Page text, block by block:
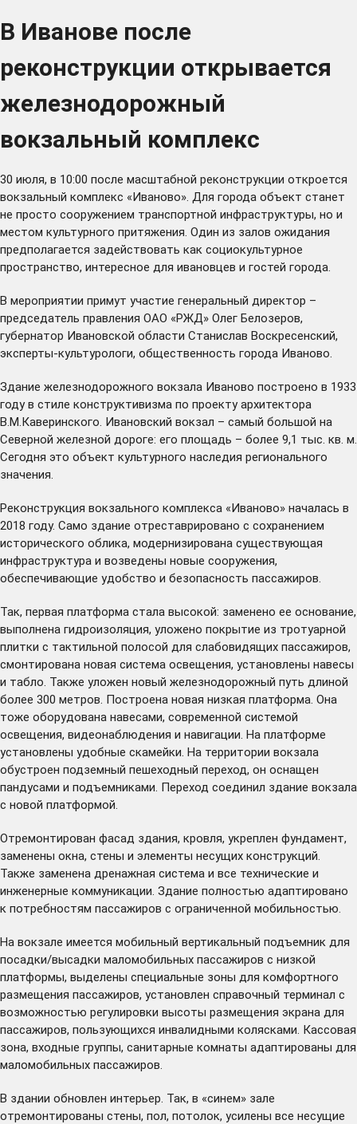
В Иванове после
реконструкции открывается
железнодорожный
вокзальный комплекс
30 июля, в 10:00 после масштабной реконструкции откроется
вокзальный комплекс «Иваново». Для города объект станет
не просто сооружением транспортной инфраструктуры, но и
местом культурного притяжения. Один из залов ожидания
предполагается задействовать как социокультурное
пространство, интересное для ивановцев и гостей города.
В мероприятии примут участие генеральный директор –
председатель правления ОАО «РЖД» Олег Белозеров,
губернатор Ивановской области Станислав Воскресенский,
эксперты-культурологи, общественность города Иваново.
Здание железнодорожного вокзала Иваново построено в 1933
году в стиле конструктивизма по проекту архитектора
В.М.Каверинского. Ивановский вокзал – самый большой на
Северной железной дороге: его площадь – более 9,1 тыс. кв. м.
Сегодня это объект культурного наследия регионального
значения.
Реконструкция вокзального комплекса «Иваново» началась в
2018 году. Само здание отреставрировано с сохранением
исторического облика, модернизирована существующая
инфраструктура и возведены новые сооружения,
обеспечивающие удобство и безопасность пассажиров.
Так, первая платформа стала высокой: заменено ее основание,
выполнена гидроизоляция, уложено покрытие из тротуарной
плитки с тактильной полосой для слабовидящих пассажиров,
смонтирована новая система освещения, установлены навесы
и табло. Также уложен новый железнодорожный путь длиной
более 300 метров. Построена новая низкая платформа. Она
тоже оборудована навесами, современной системой
освещения, видеонаблюдения и навигации. На платформе
установлены удобные скамейки. На территории вокзала
обустроен подземный пешеходный переход, он оснащен
пандусами и подъемниками. Переход соединил здание вокзала
с новой платформой.
Отремонтирован фасад здания, кровля, укреплен фундамент,
заменены окна, стены и элементы несущих конструкций.
Также заменена дренажная система и все технические и
инженерные коммуникации. Здание полностью адаптировано
к потребностям пассажиров с ограниченной мобильностью.
На вокзале имеется мобильный вертикальный подъемник для
посадки/высадки маломобильных пассажиров с низкой
платформы, выделены специальные зоны для комфортного
размещения пассажиров, установлен справочный терминал с
возможностью регулировки высоты размещения экрана для
пассажиров, пользующихся инвалидными колясками. Кассовая
зона, входные группы, санитарные комнаты адаптированы для
маломобильных пассажиров.
В здании обновлен интерьер. Так, в «синем» зале
отремонтированы стены, пол, потолок, усилены все несущие